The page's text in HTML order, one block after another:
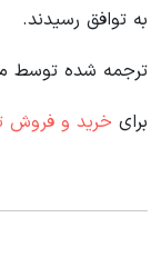
به توافق رسیدند.
ترجمه شده توسط
برای خرید و فروش